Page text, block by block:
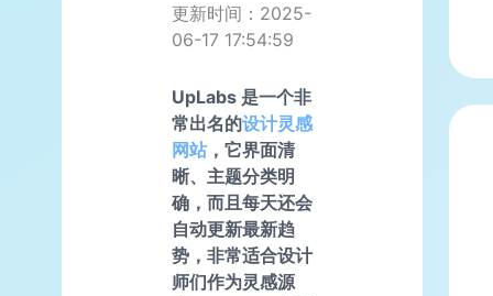
更新时间：2025-
06-17 17:54:59
UpLabs 是一个非
常出名的设计灵感
网站，它界面清
晰、主题分类明
确，而且每天还会
自动更新最新趋
势，非常适合设计
师们作为灵感源